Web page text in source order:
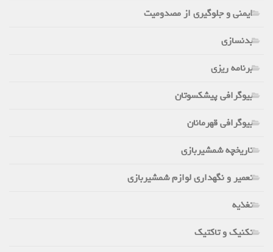
ایمنی و جلوگیری از مصدومیت
بدنسازی
برنامه ریزی
بیوگرافی پیشکسوتان
بیوگرافی قهرمانان
تاریخچه شمشیربازی
تعمیر و نگهداری لوازم شمشیربازی
تغذیه
تکنیک و تاکتیک